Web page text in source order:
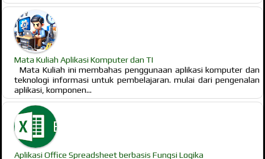
Mata Kuliah Aplikasi Komputer dan TI
Mata Kuliah ini membahas penggunaan aplikasi komputer dan
teknologi informasi untuk pembelajaran. mulai dari pengenalan
aplikasi, komponen...
Aplikasi Office Spreadsheet berbasis Fungsi Logika